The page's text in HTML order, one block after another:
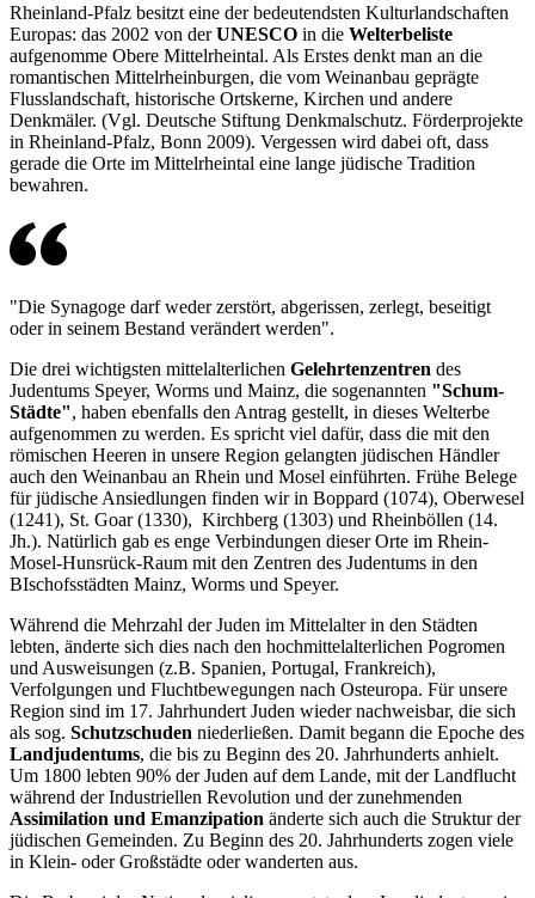
Rheinland-Pfalz besitzt eine der bedeutendsten Kulturlandschaften
Europas: das 2002 von derUNESCO in die Welterbeliste
aufgenomme Obere Mittelrheintal. Als Erstes denkt man an die
romantischen Mittelrheinburgen, die vom Weinanbau geprägte
Flusslandschaft, historische Ortskerne, Kirchen und andere
Denkmäler. (Vgl. Deutsche Stiftung Denkmalschutz. Förderprojekte
in Rheinland-Pfalz, Bonn 2009). Vergessen wird dabei oft, dass
gerade die Orte im Mittelrheintal eine lange jüdische Tradition
bewahren.
"Die Synagoge darf weder zerstört, abgerissen, zerlegt, beseitigt
oder in seinem Bestand verändert werden".
Die drei wichtigsten mittelalterlichen Gelehrtenzentren des
Judentums Speyer, Worms und Mainz, die sogenannten "Schum-
Städte", haben ebenfalls den Antrag gestellt, in dieses Welterbe
aufgenommen zu werden. Es spricht viel dafür, dass die mit den
römischen Heeren in unsere Region gelangten jüdischen Händler
auch den Weinanbau an Rhein und Mosel einführten. Frühe Belege
für jüdische Ansiedlungen finden wir in Boppard (1074), Oberwesel
(1241), St. Goar (1330), Kirchberg (1303) und Rheinböllen (14.
Jh.). Natürlich gab es enge Verbindungen dieser Orte im Rhein-
Mosel-Hunsrück-Raum mit den Zentren des Judentums in den
BIschofsstädten Mainz, Worms und Speyer.
Während die Mehrzahl der Juden im Mittelalter in den Städten
lebten, änderte sich dies nach den hochmittelalterlichen Pogromen
und Ausweisungen (z.B. Spanien, Portugal, Frankreich),
Verfolgungen und Fluchtbewegungen nach Osteuropa. Für unsere
Region sind im 17. Jahrhundert Juden wieder nachweisbar, die sich
als sog. Schutzschuden niederließen. Damit begann die Epoche des
Landjudentums, die bis zu Beginn des 20. Jahrhunderts anhielt.
Um 1800 lebten 90% der Juden auf dem Lande, mit der Landflucht
während der Industriellen Revolution und der zunehmenden
Assimilation und Emanzipation änderte sich auch die Struktur der
jüdischen Gemeinden. Zu Beginn des 20. Jahrhunderts zogen viele
in Klein- oder Großstädte oder wanderten aus.